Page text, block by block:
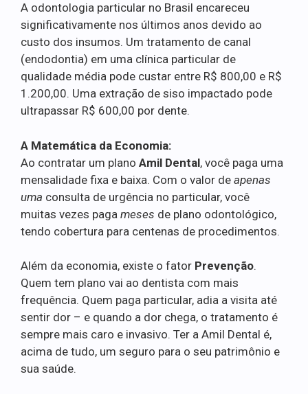
A odontologia particular no Brasil encareceu
significativamente nos últimos anos devido ao
custo dos insumos. Um tratamento de canal
(endodontia) em uma clínica particular de
qualidade média pode custar entre R$ 800,00 e R$
1.200,00. Uma extração de siso impactado pode
ultrapassar R$ 600,00 por dente.
A Matemática da Economia:
Ao contratar um plano Amil Dental, você paga uma
mensalidade fixa e baixa. Com o valor de apenas
uma consulta de urgência no particular, você
muitas vezes paga meses de plano odontológico,
tendo cobertura para centenas de procedimentos.
Além da economia, existe o fator Prevenção.
Quem tem plano vai ao dentista com mais
frequência. Quem paga particular, adia a visita até
sentir dor – e quando a dor chega, o tratamento é
sempre mais caro e invasivo. Ter a Amil Dental é,
acima de tudo, um seguro para o seu patrimônio e
sua saúde.